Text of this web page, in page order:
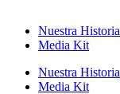
Nuestra Historia
Media Kit
Nuestra Historia
Media Kit